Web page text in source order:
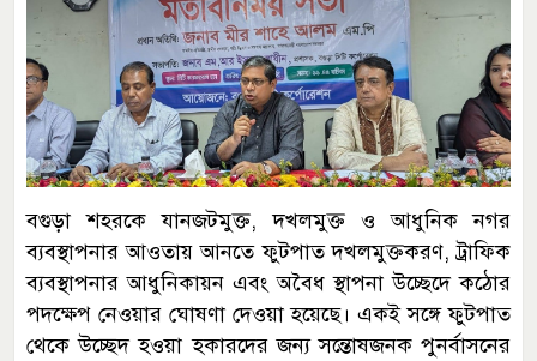
বগুড়া শহরকে যানজটমুক্ত, দখলমুক্ত ও আধুনিক নগর
ব্যবস্থাপনার আওতায় আনতে ফুটপাত দখলমুক্তকরণ, ট্রাফিক
ব্যবস্থাপনার আধুনিকায়ন এবং অবৈধ স্থাপনা উচ্ছেদে কঠোর
পদক্ষেপ নেওয়ার ঘোষণা দেওয়া হয়েছে। একই সঙ্গে ফুটপাত
থেকে উচ্ছেদ হওয়া হকারদের জন্য সন্তোষজনক পুনর্বাসনের